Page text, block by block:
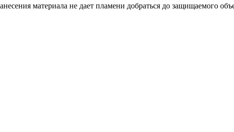
материала не дает пламени добраться до защищаемого